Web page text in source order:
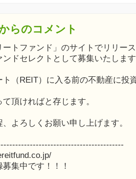
らのコメント
ートファンド」のサイトでリリー
ンドセレクトとして募集いたしま
ト（REIT）に入る前の不動産に投
頂ければと存じます。
よろしくお願い申し上げます。
集中です！！！